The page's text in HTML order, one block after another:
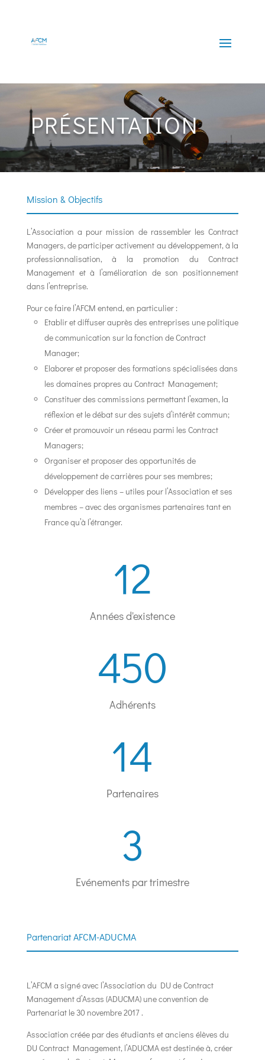
PRÉSENTATION
Mission & Objectifs
L’Association a pour mission de rassembler les Contract
Managers, de participer activement au développement, à la
professionnalisation, à la promotion du Contract
Management et à l’amélioration de son positionnement
dans l’entreprise.
Pour ce faire l’AFCM entend, en particulier :
Etablir et diffuser auprès des entreprises une politique
de communication sur la fonction de Contract
Manager;
Elaborer et proposer des formations spécialisées dans
les domaines propres au Contract Management;
Constituer des commissions permettant l’examen, la
réflexion et le débat sur des sujets d’intérêt commun;
Créer et promouvoir un réseau parmi les Contract
Managers;
Organiser et proposer des opportunités de
développement de carrières pour ses membres;
Développer des liens – utiles pour l’Association et ses
membres – avec des organismes partenaires tant en
France qu’à l’étranger.
12
Années d'existence
450
Adhérents
14
Partenaires
3
Evénements par trimestre
Partenariat AFCM-ADUCMA
L’AFCM a signé avec l’Association du DU de Contract
Management d’Assas (ADUCMA) une convention de
Partenariat le 30 novembre 2017 .
Association créée par des étudiants et anciens élèves du
DU Contract Management, l’ADUCMA est destinée à, créer